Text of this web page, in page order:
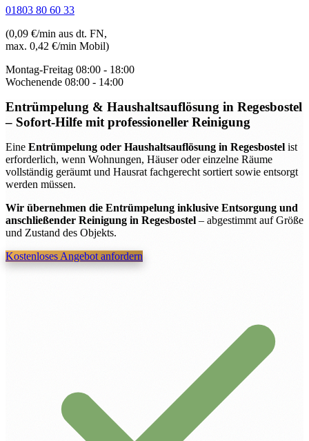
01803 80 60 33
(0,09 €/min aus dt. FN,
max. 0,42 €/min Mobil)
Montag-Freitag 08:00 - 18:00
Wochenende 08:00 - 14:00
Entrümpelung & Haushaltsauflösung in Regesbostel
– Sofort-Hilfe mit professioneller Reinigung
Eine Entrümpelung oder Haushaltsauflösung in Regesbostel ist
erforderlich, wenn Wohnungen, Häuser oder einzelne Räume
vollständig geräumt und Hausrat fachgerecht sortiert sowie entsorgt
werden müssen.
Wir übernehmen die Entrümpelung inklusive Entsorgung und
anschließender Reinigung in Regesbostel– abgestimmt auf Größe
und Zustand des Objekts.
Kostenloses Angebot anfordern